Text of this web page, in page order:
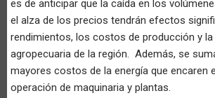
es de anticipar que la caída en los
el alza de los precios tendrán efectos
rendimientos, los costos de producción y la
agropecuaria de la región. Además, se
mayores costos de la energía que encaren
operación de maquinaria y plantas.